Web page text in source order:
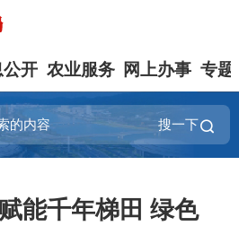
开 农业服务 网上办事 专题
搜一下
能千年梯田 绿色